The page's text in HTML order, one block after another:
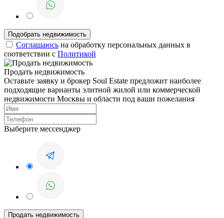
Соглашаюсь на обработку персональных данных в
соответствии с Политикой
Продать недвижимость
Оставьте заявку и брокер Soul Estate предложит наиболее
подходящие варианты элитной жилой или коммерческой
недвижимости Москвы и области под ваши пожелания
Выберите мессенджер